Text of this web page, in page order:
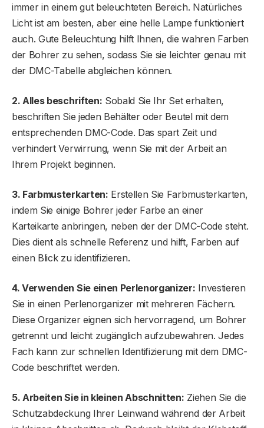
immer in einem gut beleuchteten Bereich. Natürliches
Licht ist am besten, aber eine helle Lampe funktioniert
auch. Gute Beleuchtung hilft Ihnen, die wahren Farben
der Bohrer zu sehen, sodass Sie sie leichter genau mit
der DMC-Tabelle abgleichen können.
2. Alles beschriften: Sobald Sie Ihr Set erhalten,
beschriften Sie jeden Behälter oder Beutel mit dem
entsprechenden DMC-Code. Das spart Zeit und
verhindert Verwirrung, wenn Sie mit der Arbeit an
Ihrem Projekt beginnen.
3. Farbmusterkarten: Erstellen Sie Farbmusterkarten,
indem Sie einige Bohrer jeder Farbe an einer
Karteikarte anbringen, neben der der DMC-Code steht.
Dies dient als schnelle Referenz und hilft, Farben auf
einen Blick zu identifizieren.
4. Verwenden Sie einen Perlenorganizer: Investieren
Sie in einen Perlenorganizer mit mehreren Fächern.
Diese Organizer eignen sich hervorragend, um Bohrer
getrennt und leicht zugänglich aufzubewahren. Jedes
Fach kann zur schnellen Identifizierung mit dem DMC-
Code beschriftet werden.
5. Arbeiten Sie in kleinen Abschnitten: Ziehen Sie die
Schutzabdeckung Ihrer Leinwand während der Arbeit